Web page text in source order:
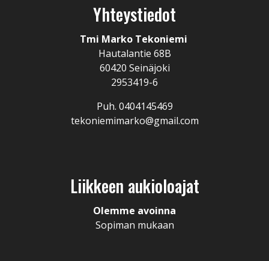
Yhteystiedot
Tmi Marko Tekoniemi
Hautalantie 68B
60420 Seinäjoki
2953419-6
Puh. 0404145469
tekoniemimarko@gmail.com
Liikkeen aukioloajat
Olemme avoinna
Sopiman mukaan